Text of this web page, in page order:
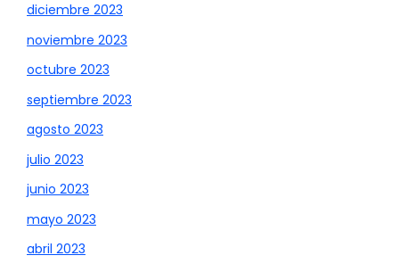
diciembre 2023
noviembre 2023
octubre 2023
septiembre 2023
agosto 2023
julio 2023
junio 2023
mayo 2023
abril 2023